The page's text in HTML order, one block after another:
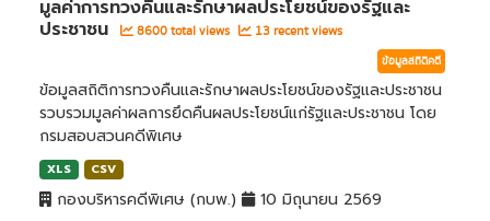
มูลค่าการทวงคืนและรักษาผลประโยชน์ของรัฐและ
ประชาชน
8600 total views 13 recent views
ข้อมูลสถิติคดี
ข้อมูลสถิติการทวงคืนและรักษาผลประโยชน์ของรัฐและประชาชน
รวบรวมมูลค่าผลการยึดคืนผลประโยชน์แก่รัฐและประชาชน โดย
กรมสอบสวนคดีพิเศษ
XLS CSV
กองบริหารคดีพิเศษ (กบพ.) 10 มิถุนายน 2569